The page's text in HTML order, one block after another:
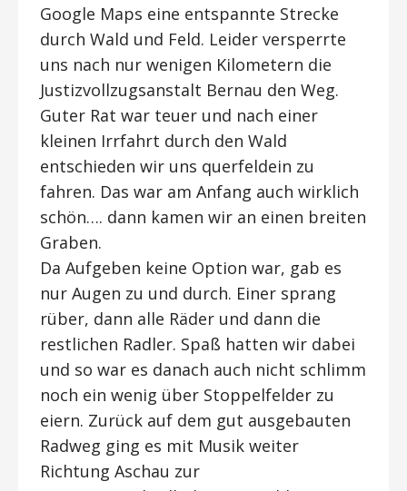
Google Maps eine entspannte Strecke
durch Wald und Feld. Leider versperrte
uns nach nur wenigen Kilometern die
Justizvollzugsanstalt Bernau den Weg.
Guter Rat war teuer und nach einer
kleinen Irrfahrt durch den Wald
entschieden wir uns querfeldein zu
fahren. Das war am Anfang auch wirklich
schön…. dann kamen wir an einen breiten
Graben.
Da Aufgeben keine Option war, gab es
nur Augen zu und durch. Einer sprang
rüber, dann alle Räder und dann die
restlichen Radler. Spaß hatten wir dabei
und so war es danach auch nicht schlimm
noch ein wenig über Stoppelfelder zu
eiern. Zurück auf dem gut ausgebauten
Radweg ging es mit Musik weiter
Richtung Aschau zur